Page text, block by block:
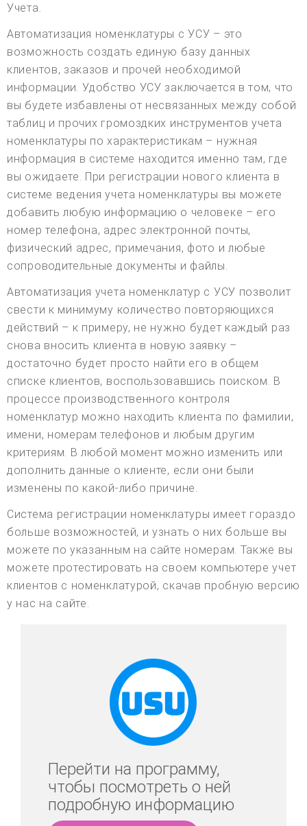
Учета.
Автоматизация номенклатуры с УСУ – это
возможность создать единую базу данных
клиентов, заказов и прочей необходимой
информации. Удобство УСУ заключается в том, что
вы будете избавлены от несвязанных между собой
таблиц и прочих громоздких инструментов учета
номенклатуры по характеристикам – нужная
информация в системе находится именно там, где
вы ожидаете. При регистрации нового клиента в
системе ведения учета номенклатуры вы можете
добавить любую информацию о человеке – его
номер телефона, адрес электронной почты,
физический адрес, примечания, фото и любые
сопроводительные документы и файлы.
Автоматизация учета номенклатур с УСУ позволит
свести к минимуму количество повторяющихся
действий – к примеру, не нужно будет каждый раз
снова вносить клиента в новую заявку –
достаточно будет просто найти его в общем
списке клиентов, воспользовавшись поиском. В
процессе производственного контроля
номенклатур можно находить клиента по фамилии,
имени, номерам телефонов и любым другим
критериям. В любой момент можно изменить или
дополнить данные о клиенте, если они были
изменены по какой-либо причине.
Система регистрации номенклатуры имеет гораздо
больше возможностей, и узнать о них больше вы
можете по указанным на сайте номерам. Также вы
можете протестировать на своем компьютере учет
клиентов с номенклатурой, скачав пробную версию
у нас на сайте.
Перейти на программу,
чтобы посмотреть о ней
подробную информацию